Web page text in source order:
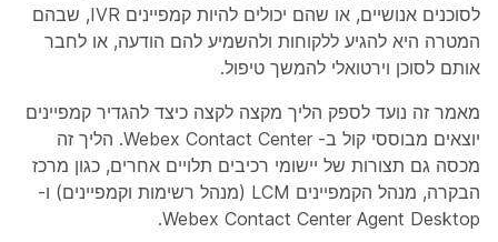
לסוכנים אנושיים, או שהם יכולים להיות קמפיינים IVR, שבהם
המטרה היא להגיע ללקוחות ולהשמיע להם הודעה, או לחבר
אותם לסוכן וירטואלי להמשך טיפול.
מאמר זה נועד לספק הליך מקצה לקצה כיצד להגדיר קמפיינים
יוצאים מבוססי קול ב- Webex Contact Center. הליך זה
מכסה גם תצורות של יישומי רכיבים תלויים אחרים, כגון מרכז
הבקרה, מנהל הקמפיינים LCM (מנהל רשימות וקמפיינים) ו-
Webex Contact Center Agent Desktop.